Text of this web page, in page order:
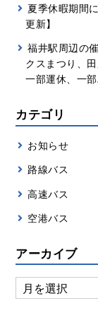
夏季休暇期間
更新】
福井駅周辺の
クスまつり、
一部運休、一
カテゴリ
お知らせ
路線バス
高速バス
空港バス
アーカイブ